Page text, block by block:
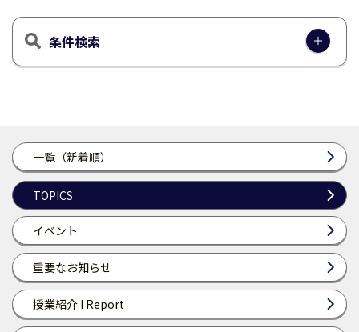
一覧（新着順）
TOPICS
イベント
重要なお知らせ
授業紹介 I Report
条件検索